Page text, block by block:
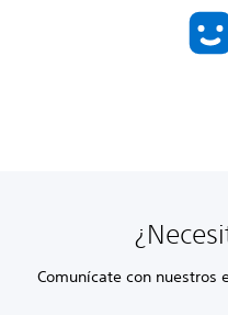
Comunícate con nuestros